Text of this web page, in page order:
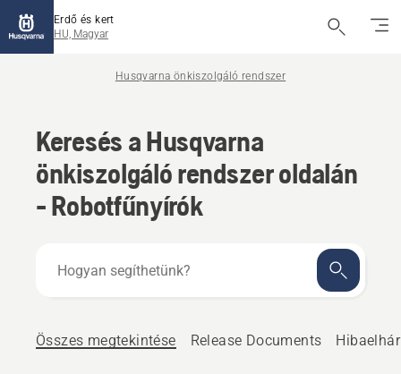
Erdő és kert
HU, Magyar
Husqvarna önkiszolgáló rendszer
Keresés a Husqvarna
önkiszolgáló rendszer oldalán
- Robotfűnyírók
segíthetünk?
Összes megtekintése Release Documents